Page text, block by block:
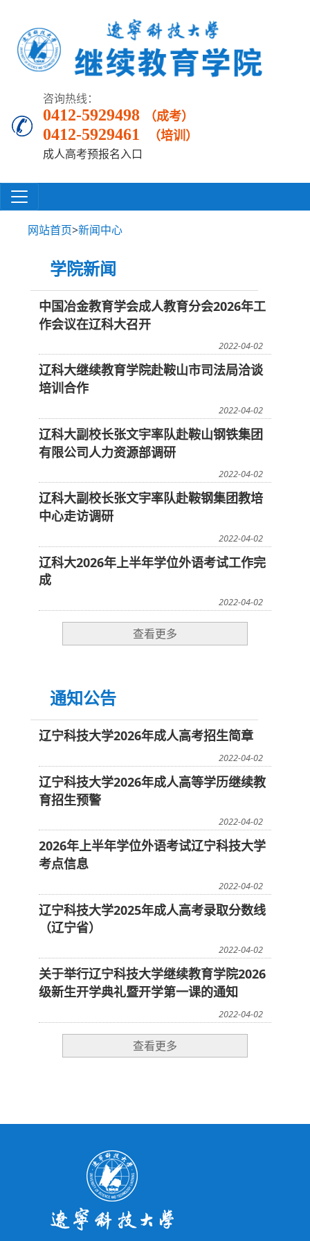
咨询热线：
0412-5929498 （成考）
0412-5929461 （培训）
成人高考预报名入口
网站首页>新闻中心
学院新闻
中国冶金教育学会成人教育分会2026年工
作会议在辽科大召开
2022-04-02
辽科大继续教育学院赴鞍山市司法局洽谈
培训合作
2022-04-02
辽科大副校长张文宇率队赴鞍山钢铁集团
有限公司人力资源部调研
2022-04-02
辽科大副校长张文宇率队赴鞍钢集团教培
中心走访调研
2022-04-02
辽科大2026年上半年学位外语考试工作完
成
2022-04-02
查看更多
通知公告
辽宁科技大学2026年成人高考招生简章
2022-04-02
辽宁科技大学2026年成人高等学历继续教
育招生预警
2022-04-02
2026年上半年学位外语考试辽宁科技大学
考点信息
2022-04-02
辽宁科技大学2025年成人高考录取分数线
（辽宁省）
2022-04-02
关于举行辽宁科技大学继续教育学院2026
级新生开学典礼暨开学第一课的通知
2022-04-02
查看更多